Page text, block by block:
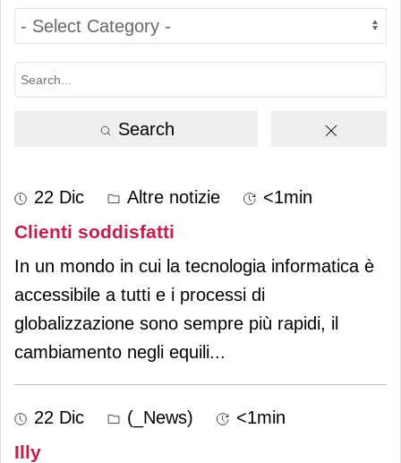
Search
22 Dic Altre notizie <1min
Clienti soddisfatti
In un mondo in cui la tecnologia informatica è
accessibile a tutti e i processi di
globalizzazione sono sempre più rapidi, il
cambiamento negli equili...
22 Dic (_News) <1min
Illy